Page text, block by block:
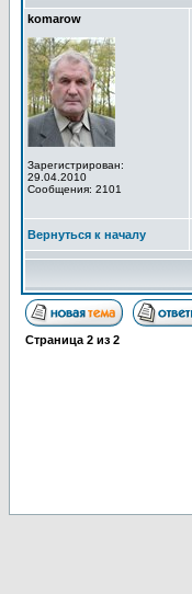
komarow
Зарегистрирован:
29.04.2010
Сообщения: 2101
Вернуться к началу
Страница 2 из 2